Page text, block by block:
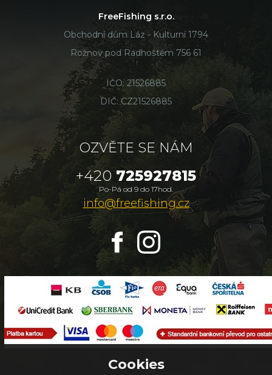
FreeFishing s.r.o.
Obchodní dům Láz - Kulturní 1794
Rožnov pod Radhoštěm 756 61
IČO: 21526885
DIČ: CZ21526885
OZVĚTE SE NÁM
+420 725927815
Po-Pá od 9 do 17hod.
info@freefishing.cz
Cookies